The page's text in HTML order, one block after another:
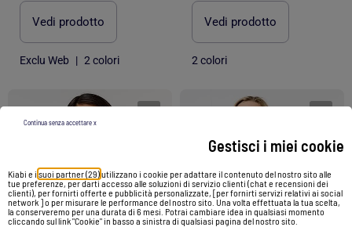
Gestisci i miei cookie
Kiabi e isuoi partner (29)utilizzano i cookie per adattare il contenuto del nostro sito alle
tue preferenze, per darti accesso alle soluzioni di servizio clienti (chat e recensioni dei
clienti), per fornirti offerte e pubblicità personalizzate, [per fornirti servizi relativi ai social
network ] o per misurare le performance del nostro sito. Una volta effettuata la tua scelta,
la conserveremo per una durata di 6 mesi. Potrai cambiare idea in qualsiasi momento
cliccando sul link "Cookie" in basso a sinistra di qualsiasi pagina del nostro sito.
Continua senza accettare x
Vedi prodotto
Exclu Web | 2 colori
Vedi prodotto
2 colori
1/4 1/5